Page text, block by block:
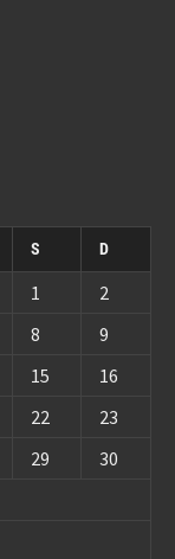
S D
1
2
8
9
15
16
22
23
29
30